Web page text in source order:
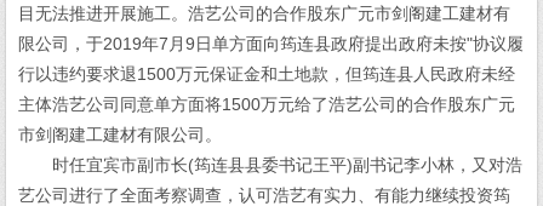
目无法推进开展施工。浩艺公司的合作股东广元市剑阁建工建材有
限公司，于2019年7月9日单方面向筠连县政府提出政府未按"协议履
行以违约要求退1500万元保证金和土地款，但筠连县人民政府未经
主体浩艺公司同意单方面将1500万元给了浩艺公司的合作股东广元
市剑阁建工建材有限公司。
时任宜宾市副市长(筠连县县委书记王平)副书记李小林，又对浩
艺公司进行了全面考察调查，认可浩艺有实力、有能力继续投资筠